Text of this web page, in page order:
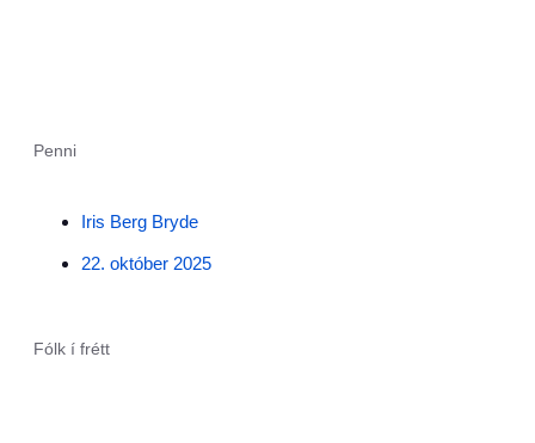
Penni
Iris Berg Bryde
22. október 2025
Fólk í frétt